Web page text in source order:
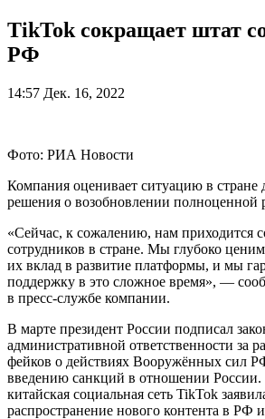
TikTok сокращает штат
РФ
14:57 Дек. 16, 2022
Фото: РИА Новости
Компания оценивает ситуацию в стране
решения о возобновлении полноценной
«Сейчас, к сожалению, нам приходится
сотрудников в стране. Мы глубоко
их вклад в развитие платформы, и мы
поддержку в это сложное время», —
в пресс-службе компании.
В марте президент России подписал
административной ответственности за
фейков о действиях Вооружённых сил
введению санкций в отношении России.
китайская социальная сеть TikTok
распространение нового контента в РФ